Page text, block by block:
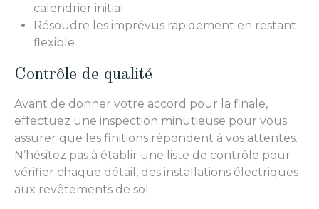
calendrier initial
Résoudre les imprévus rapidement en restant
flexible
Contrôle de qualité
Avant de donner votre accord pour la finale,
effectuez une inspection minutieuse pour vous
assurer que les finitions répondent à vos attentes.
N’hésitez pas à établir une liste de contrôle pour
vérifier chaque détail, des installations électriques
aux revêtements de sol.